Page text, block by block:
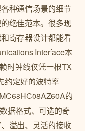
种通信场景的细节
绝佳范本。很多现
寄存器设计都能看
Interface本
时钟线仅凭一根TX
约定好的波特率
的
据格式、可选的奇
溢出、灵活的接收